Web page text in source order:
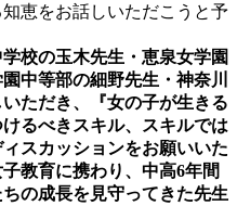
恵をお話しいただこうと予
校の玉木先生・恵泉女学園
中等部の細野先生・神奈川
ただき、『女の子が生きる
るべきスキル、スキルでは
スカッションをお願いいた
教育に携わり、中高6年間
の成長を見守ってきた先生